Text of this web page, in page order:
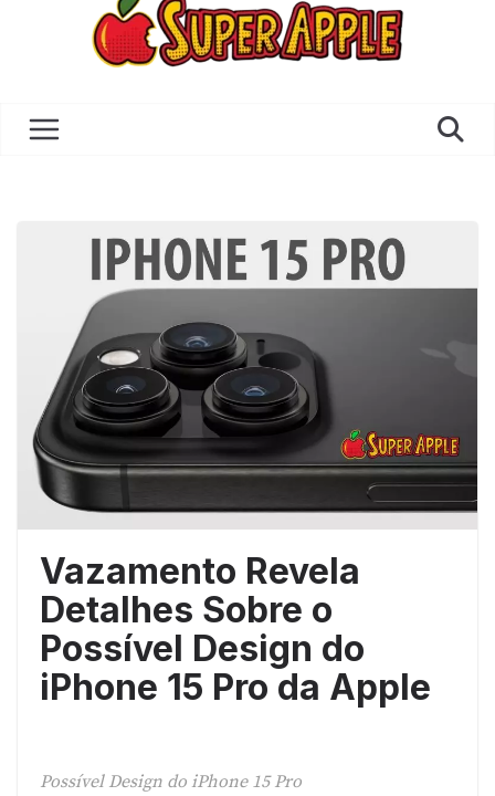
Vazamento Revela
Detalhes Sobre o
Possível Design do
iPhone 15 Pro da Apple
Possível Design do iPhone 15 Pro